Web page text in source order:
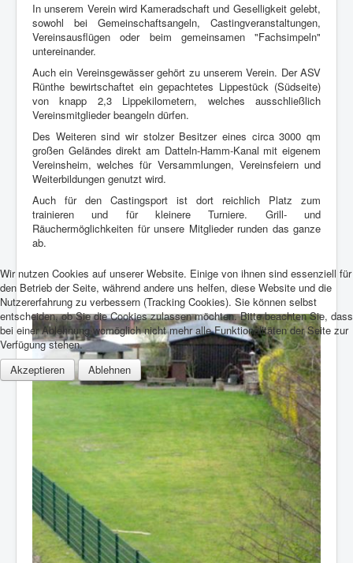
In unserem Verein wird Kameradschaft und Geselligkeit gelebt,
sowohl bei Gemeinschaftsangeln, Castingveranstaltungen,
Vereinsausflügen oder beim gemeinsamen "Fachsimpeln"
untereinander.
Auch ein Vereinsgewässer gehört zu unserem Verein. Der ASV
Rünthe bewirtschaftet ein gepachtetes Lippestück (Südseite)
von knapp 2,3 Lippekilometern, welches ausschließlich
Vereinsmitglieder beangeln dürfen.
Des Weiteren sind wir stolzer Besitzer eines circa 3000 qm
großen Geländes direkt am Datteln-Hamm-Kanal mit eigenem
Vereinsheim, welches für Versammlungen, Vereinsfeiern und
Weiterbildungen genutzt wird.
Auch für den Castingsport ist dort reichlich Platz zum
trainieren und für kleinere Turniere. Grill- und
Räuchermöglichkeiten für unsere Mitglieder runden das ganze
ab.
Wir nutzen Cookies auf unserer Website. Einige von ihnen sind essenziell für
den Betrieb der Seite, während andere uns helfen, diese Website und die
Nutzererfahrung zu verbessern (Tracking Cookies). Sie können selbst
entscheiden, ob Sie die Cookies zulassen möchten. Bitte beachten Sie, dass
bei einer Ablehnung womöglich nicht mehr alle Funktionalitäten der Seite zur
Verfügung stehen.
Akzeptieren
Ablehnen